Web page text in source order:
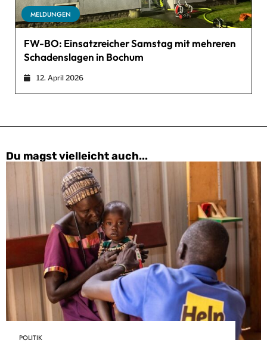
MELDUNGEN
FW-BO: Einsatzreicher Samstag mit mehreren
Schadenslagen in Bochum
12. April 2026
Du magst vielleicht auch...
POLITIK